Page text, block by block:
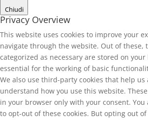
Chiudi
Privacy Overview
This website uses cookies to improve your
navigate through the website. Out of these,
categorized as necessary are stored on
essential for the working of basic
We also use third-party cookies that help us
understand how you use this website.
in your browser only with your consent. You
to opt-out of these cookies. But opting out